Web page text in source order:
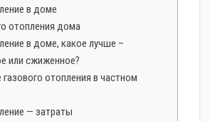
в доме
отопления дома
в доме, какое лучше –
или сжиженное?
отопления в частном
— затраты